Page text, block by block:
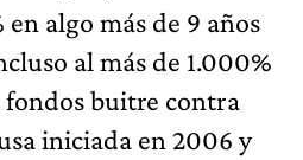
algo más de 9 años
al más de 1.000%
fondos buitre contra
iniciada en 2006 y